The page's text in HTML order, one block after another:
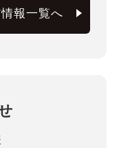
報一覧へ